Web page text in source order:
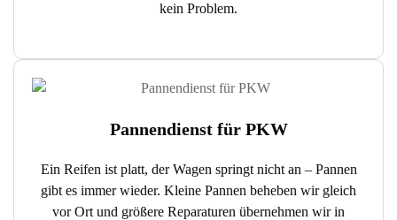
kein Problem.
Pannendienst für PKW
Ein Reifen ist platt, der Wagen springt nicht an – Pannen
gibt es immer wieder. Kleine Pannen beheben wir gleich
vor Ort und größere Reparaturen übernehmen wir in